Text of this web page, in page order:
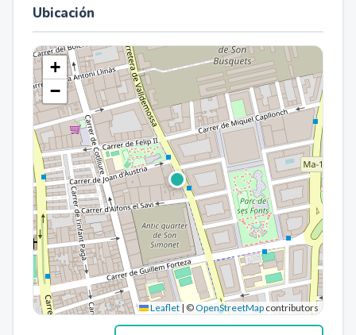
Ubicación
+
−
Leaflet | ©OpenStreetMap contributors